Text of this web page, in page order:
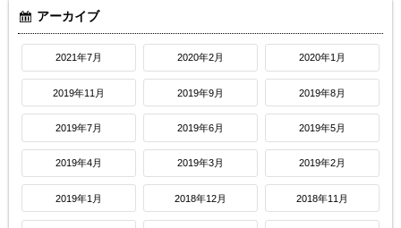
アーカイブ
2021年7月 2020年2月 2020年1月
2019年11月 2019年9月 2019年8月
2019年7月 2019年6月 2019年5月
2019年4月 2019年3月 2019年2月
2019年1月 2018年12月 2018年11月